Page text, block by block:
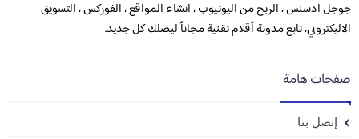
جوجل ادسنس ، الربح من اليوتيوب ، انشاء المواقع ، الفوركس ، التسويق
الاليكتروني، تابع مدونة أقلام تقنية مجاناً ليصلك كل جديد.
صفحات هامة
إتصل بنا